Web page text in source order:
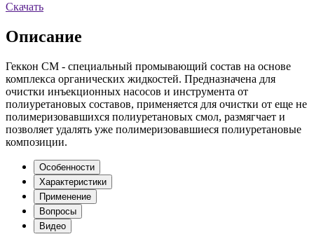
Скачать
Описание
Геккон СМ - специальный промывающий состав на основе
комплекса органических жидкостей. Предназначена для
очистки инъекционных насосов и инструмента от
полиуретановых составов, применяется для очистки от еще не
полимеризовавшихся полиуретановых смол, размягчает и
позволяет удалять уже полимеризовавшиеся полиуретановые
композиции.
Особенности
Характеристики
Применение
Вопросы
Видео